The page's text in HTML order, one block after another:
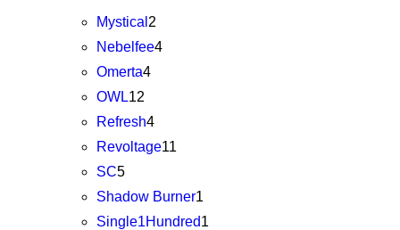
Mystical 2
Nebelfee4
Omerta4
OWL12
Refresh4
Revoltage11
SC5
Shadow Burner1
Single1Hundred1